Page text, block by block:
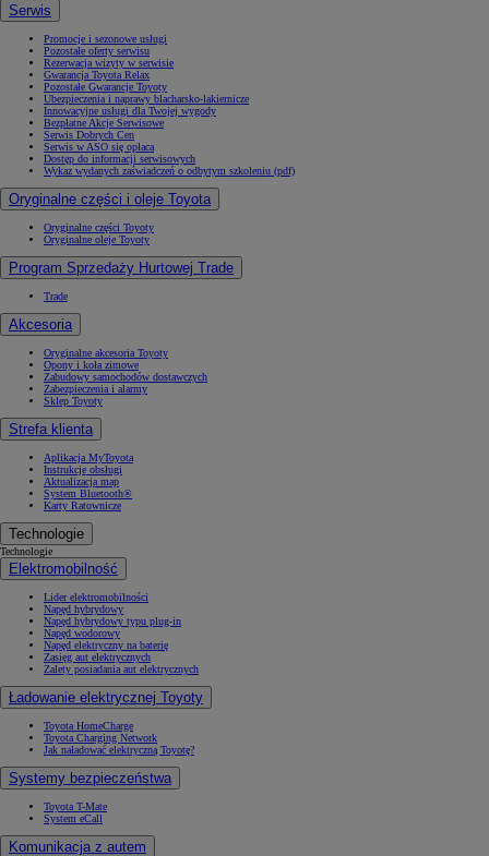
Serwis
Promocje i sezonowe usługi
Pozostałe oferty serwisu
Rezerwacja wizyty w serwisie
Gwarancja Toyota Relax
Pozostałe Gwarancje Toyoty
Ubezpieczenia i naprawy blacharsko-lakiernicze
Innowacyjne usługi dla Twojej wygody
Bezpłatne Akcje Serwisowe
Serwis Dobrych Cen
Serwis w ASO się opłaca
Dostęp do informacji serwisowych
Wykaz wydanych zaświadczeń o odbytym szkoleniu (pdf)
Oryginalne części i oleje Toyota
Oryginalne części Toyoty
Oryginalne oleje Toyoty
Program Sprzedaży Hurtowej Trade
Trade
Akcesoria
Oryginalne akcesoria Toyoty
Opony i koła zimowe
Zabudowy samochodów dostawczych
Zabezpieczenia i alarmy
Sklep Toyoty
Strefa klienta
Aplikacja MyToyota
Instrukcje obsługi
Aktualizacja map
System Bluetooth®
Karty Ratownicze
Technologie
Technologie
Elektromobilność
Lider elektromobilności
Napęd hybrydowy
Napęd hybrydowy typu plug-in
Napęd wodorowy
Napęd elektryczny na baterię
Zasięg aut elektrycznych
Zalety posiadania aut elektrycznych
Ładowanie elektrycznej Toyoty
Toyota HomeCharge
Toyota Charging Network
Jak naładować elektryczną Toyotę?
Systemy bezpieczeństwa
Toyota T-Mate
System eCall
Komunikacja z autem